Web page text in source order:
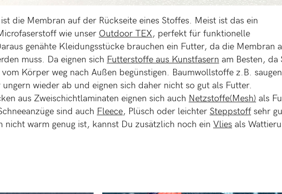
die Membran auf der Rückseite eines Stoffes. Meist ist das ein
wie unser Outdoor TEX, perfekt für funktionelle
genähte Kleidungsstücke brauchen ein Futter, da die Membran
muss. Da eignen sich Futterstoffe aus Kunstfasern am Besten, da
Körper weg nach Außen begünstigen. Baumwollstoffe z.B.
wieder ab und eignen sich daher nicht so gut als Futter.
aus Zweischichtlaminaten eignen sich auch Netzstoffe(Mesh) als
sind auch Fleece, Plüsch oder leichter Steppstoff sehr
nicht warm genug ist, kannst Du zusätzlich noch ein Vlies als